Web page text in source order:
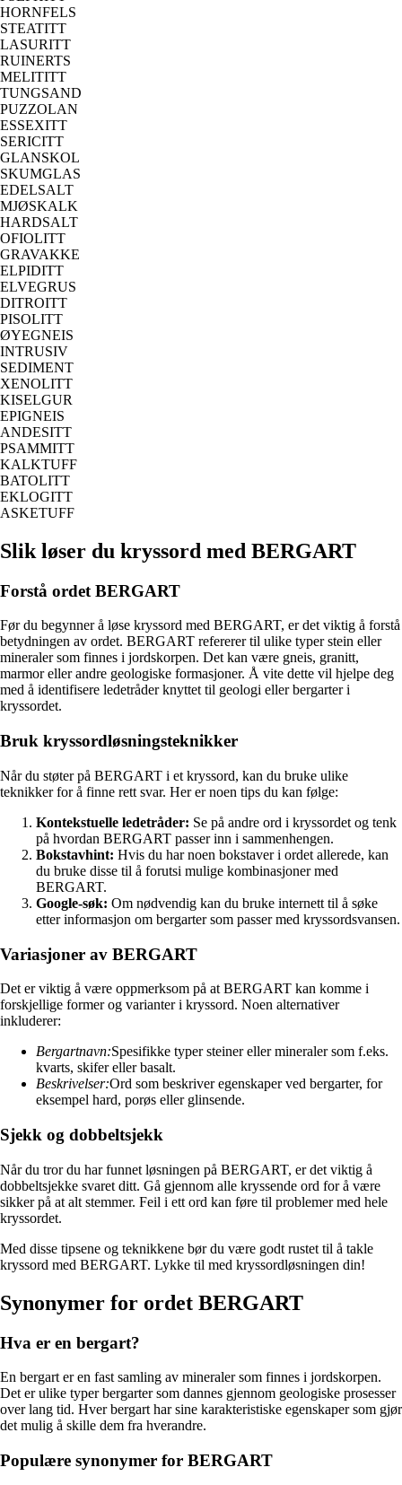
HORNFELS
STEATITT
LASURITT
RUINERTS
MELITITT
TUNGSAND
PUZZOLAN
ESSEXITT
SERICITT
GLANSKOL
SKUMGLAS
EDELSALT
MJØSKALK
HARDSALT
OFIOLITT
GRAVAKKE
ELPIDITT
ELVEGRUS
DITROITT
PISOLITT
ØYEGNEIS
INTRUSIV
SEDIMENT
XENOLITT
KISELGUR
EPIGNEIS
ANDESITT
PSAMMITT
KALKTUFF
BATOLITT
EKLOGITT
ASKETUFF
Slik løser du kryssord med BERGART
Forstå ordet BERGART
Før du begynner å løse kryssord med BERGART, er det viktig å forstå
betydningen av ordet. BERGART refererer til ulike typer stein eller
mineraler som finnes i jordskorpen. Det kan være gneis, granitt,
marmor eller andre geologiske formasjoner. Å vite dette vil hjelpe deg
med å identifisere ledetråder knyttet til geologi eller bergarter i
kryssordet.
Bruk kryssordløsningsteknikker
Når du støter på BERGART i et kryssord, kan du bruke ulike
teknikker for å finne rett svar. Her er noen tips du kan følge:
Kontekstuelle ledetråder: Se på andre ord i kryssordet og tenk
på hvordan BERGART passer inn i sammenhengen.
Bokstavhint: Hvis du har noen bokstaver i ordet allerede, kan
du bruke disse til å forutsi mulige kombinasjoner med
BERGART.
Google-søk: Om nødvendig kan du bruke internett til å søke
etter informasjon om bergarter som passer med kryssordsvansen.
Variasjoner av BERGART
Det er viktig å være oppmerksom på at BERGART kan komme i
forskjellige former og varianter i kryssord. Noen alternativer
inkluderer:
Bergartnavn:Spesifikke typer steiner eller mineraler som f.eks.
kvarts, skifer eller basalt.
Beskrivelser:Ord som beskriver egenskaper ved bergarter, for
eksempel hard, porøs eller glinsende.
Sjekk og dobbeltsjekk
Når du tror du har funnet løsningen på BERGART, er det viktig å
dobbeltsjekke svaret ditt. Gå gjennom alle kryssende ord for å være
sikker på at alt stemmer. Feil i ett ord kan føre til problemer med hele
kryssordet.
Med disse tipsene og teknikkene bør du være godt rustet til å takle
kryssord med BERGART. Lykke til med kryssordløsningen din!
Synonymer for ordet BERGART
Hva er en bergart?
En bergart er en fast samling av mineraler som finnes i jordskorpen.
Det er ulike typer bergarter som dannes gjennom geologiske prosesser
over lang tid. Hver bergart har sine karakteristiske egenskaper som gjør
det mulig å skille dem fra hverandre.
Populære synonymer for BERGART